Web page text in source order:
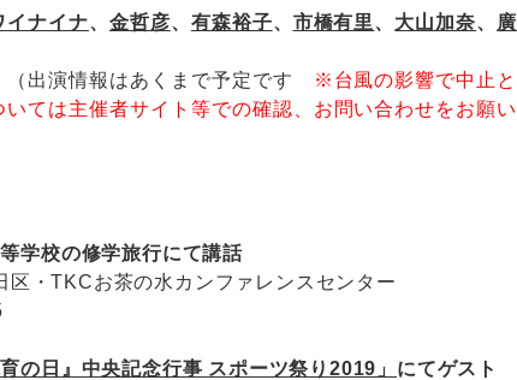
イナイナ、 金哲彦、 有森裕子、 市橋有里、 大山加奈、
廣
（出演情報はあくまで予定です
※台風の影響で中止と
ては主催者サイト等での確認、お問い合わせをお願い
学校の修学旅行にて講話
区・TKCお茶の水カンファレンスセンター
の日』中央記念行事 スポーツ祭り2019」 にてゲスト